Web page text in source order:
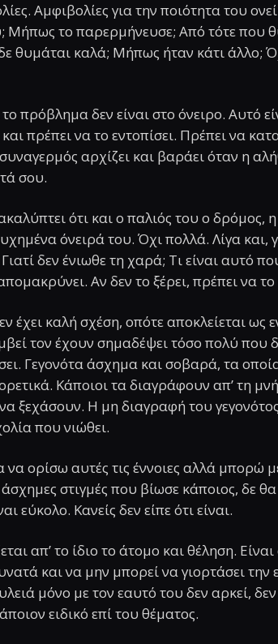
Αμφιβολίες για την ποιότητα του
Μήπως το παρερμήνευσε; Από τότε που
θυμάται καλά; Μήπως ήταν κάτι άλλο;
πρόβλημα δεν είναι στο όνειρο. Αυτό
και πρέπει να το εντοπίσει. Πρέπει να
αρχίζει και βαράει όταν η
σου.
ότι και ο παλιός του ο δρόμος,
όνειρά του. Όχι πολλά. Λίγα και,
δεν ένιωθε τη χαρά; Τι είναι αυτό
Αν δεν το ξέρει, πρέπει να το
έχει καλή σχέση, οπότε αποκλείεται ως
τον έχουν σημαδέψει τόσο πολύ που
Γεγονότα άσχημα και σοβαρά, τα
Κάποιοι τα διαγράφουν απ’ τη
ξεχάσουν. Η μη διαγραφή του
που νιώθει.
να ορίσω αυτές τις έννοιες αλλά
στιγμές που βίωσε κάποιος, δε
εύκολο. Κανείς δεν είπε ότι είναι.
απ’ το ίδιο το άτομο και θέληση.
και να μην μπορεί να γιορτάσει την
μόνο με τον εαυτό του δεν αρκεί,
ειδικό επί του θέματος.